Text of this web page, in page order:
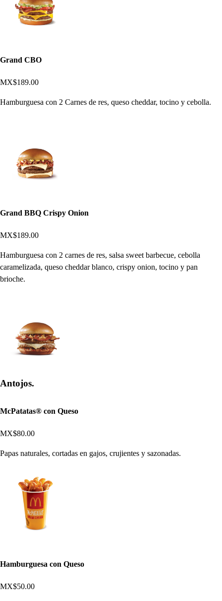
Grand CBO
MX$189.00
Hamburguesa con 2 Carnes de res, queso cheddar, tocino y cebolla.
Grand BBQ Crispy Onion
MX$189.00
Hamburguesa con 2 carnes de res, salsa sweet barbecue, cebolla
caramelizada, queso cheddar blanco, crispy onion, tocino y pan
brioche.
Antojos.
McPatatas® con Queso
MX$80.00
Papas naturales, cortadas en gajos, crujientes y sazonadas.
Hamburguesa con Queso
MX$50.00